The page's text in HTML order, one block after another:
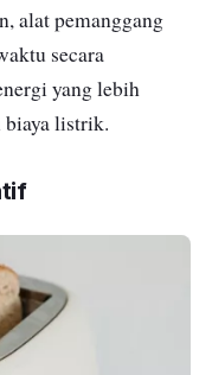
alat pemanggang
secara
yang lebih
biaya listrik.